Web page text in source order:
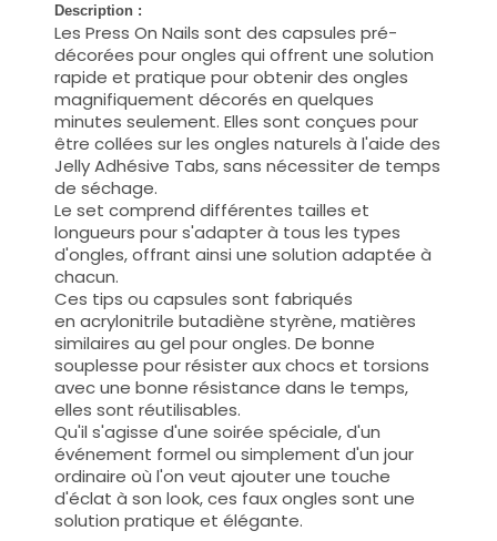
Description :
Les Press On Nails sont des capsules pré-
décorées pour ongles qui offrent une solution
rapide et pratique pour obtenir des ongles
magnifiquement décorés en quelques
minutes seulement. Elles sont conçues pour
être collées sur les ongles naturels à l'aide des
Jelly Adhésive Tabs, sans nécessiter de temps
de séchage.
Le set comprend différentes tailles et
longueurs pour s'adapter à tous les types
d'ongles, offrant ainsi une solution adaptée à
chacun.
Ces tips ou capsules sont fabriqués
enacrylonitrile butadiène styrène, matières
similaires au gel pour ongles. De bonne
souplesse pour résister aux chocs et torsions
avec une bonne résistance dans le temps,
elles sont réutilisables.
Qu'il s'agisse d'une soirée spéciale, d'un
événement formel ou simplement d'un jour
ordinaire où l'on veut ajouter une touche
d'éclat à son look, ces faux ongles sont une
solution pratique et élégante.